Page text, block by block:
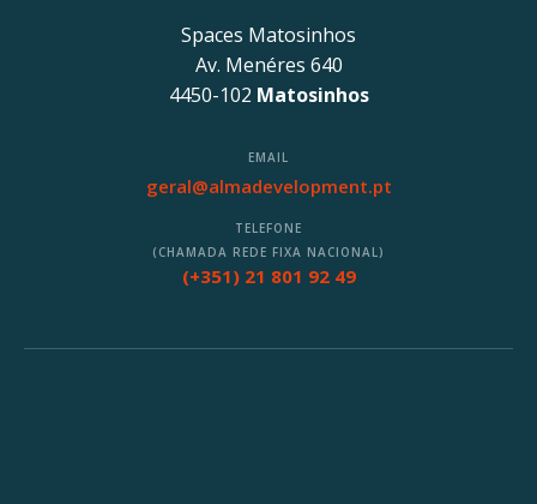
Spaces Matosinhos
Av. Menéres 640
4450-102 Matosinhos
EMAIL
geral@almadevelopment.pt
TELEFONE
(CHAMADA REDE FIXA NACIONAL)
(+351) 21 801 92 49